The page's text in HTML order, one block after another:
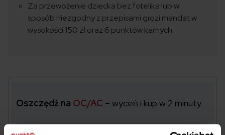
Za przewożenie dziecka bez fotelika lub w
sposób niezgodny z przepisami grozi mandat w
wysokości 150 zł oraz 6 punktów karnych.
Oszczędź na OC/AC – wyceń i kup w 2 minuty